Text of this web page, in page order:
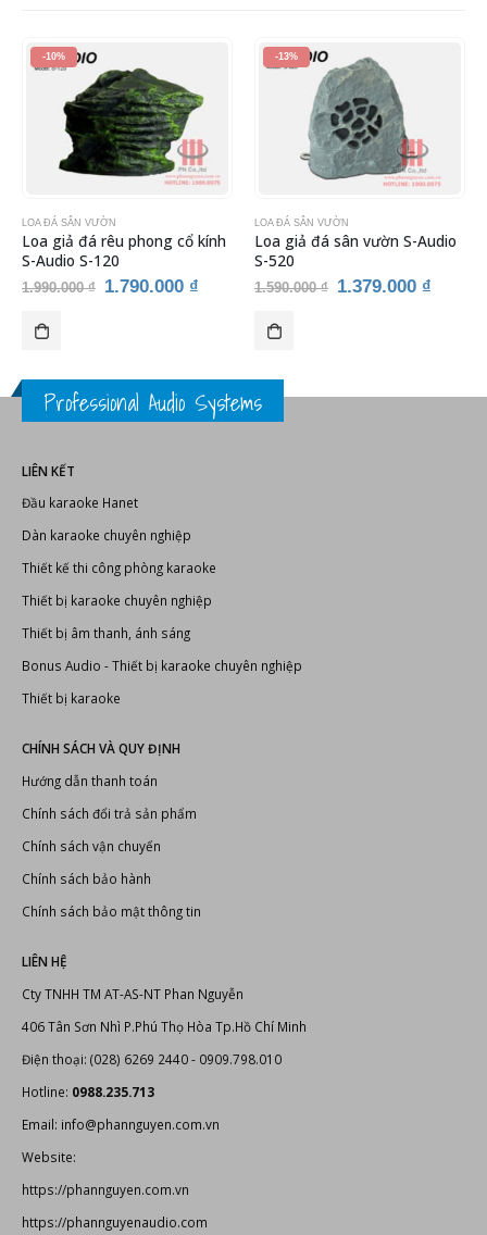
-10%
LOA ĐÁ SÂN VƯỜN
Loa giả đá rêu phong cổ kính
S-Audio S-120
1.990.000₫ Giá
1.790.000 ₫Giá
-13%
LOA ĐÁ SÂN VƯỜN
Loa giả đá sân vườn S-Audio
S-520
1.590.000₫ Giá
1.379.000 ₫Giá
Professional Audio Systems
LIÊN KẾT
Đầu karaoke Hanet
Dàn karaoke chuyên nghiệp
Thiết kế thi công phòng karaoke
Thiết bị karaoke chuyên nghiệp
Thiết bị âm thanh, ánh sáng
Bonus Audio -Thiết bị karaoke chuyên nghiệp
Thiết bị karaoke
CHÍNH SÁCH VÀ QUY ĐỊNH
Hướng dẫn thanh toán
Chính sách đổi trả sản phẩm
Chính sách vận chuyển
Chính sách bảo hành
Chính sách bảo mật thông tin
LIÊN HỆ
Cty TNHH TM AT-AS-NT Phan Nguyễn
406 Tân Sơn Nhì P.Phú Thọ Hòa Tp.Hồ Chí Minh
Điện thoại: (028) 6269 2440 - 0909.798.010
Hotline: 0988.235.713
Email: info@phannguyen.com.vn
Website:
https://phannguyen.com.vn
https://phannguyenaudio.com